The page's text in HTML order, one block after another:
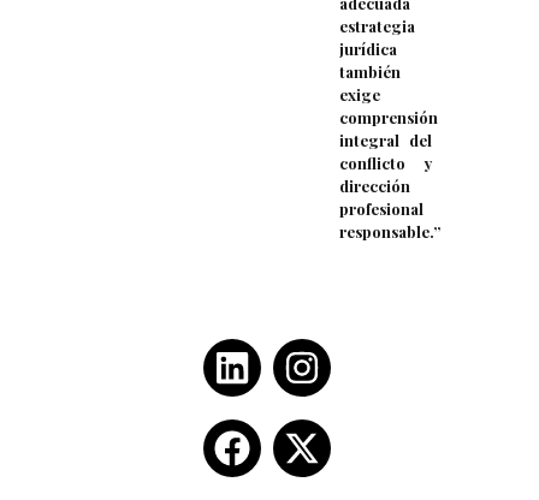
estrategia
jurídica
también
exige
comprensión
integral del
conflicto y
dirección
profesional
responsable.”